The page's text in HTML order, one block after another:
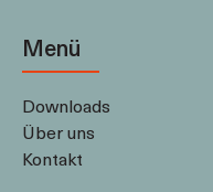
Menü
Downloads
Über uns
Kontakt